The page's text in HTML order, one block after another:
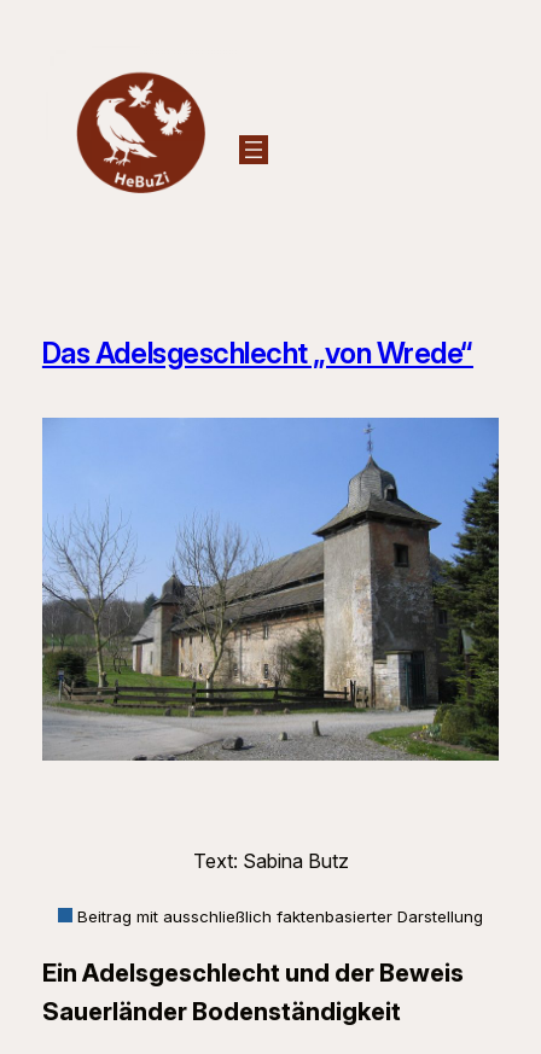
Das Adelsgeschlecht „von Wrede“
Text: Sabina Butz
Beitrag mit ausschließlich faktenbasierter Darstellung
Ein Adelsgeschlecht und der Beweis
Sauerländer Bodenständigkeit